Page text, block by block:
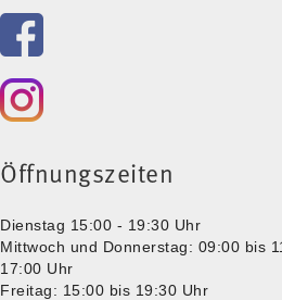
Öffnungszeiten
Dienstag 15:00 - 19:30 Uhr
Mittwoch und Donnerstag: 09:00 bis
17:00 Uhr
Freitag: 15:00 bis 19:30 Uhr